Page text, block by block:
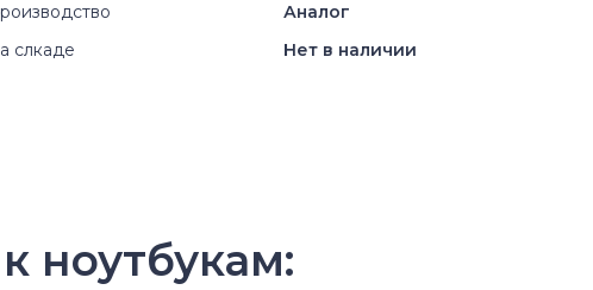
Аналог
слкаде
Нет в наличии
ноутбукам: